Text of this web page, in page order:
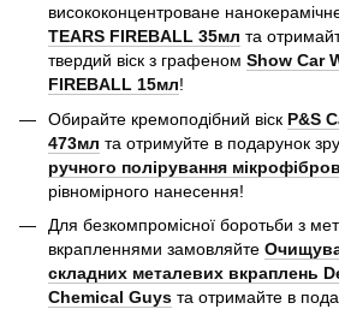
висококонцентроване
TEARS FIREBALL 35мл та
твердий віск з графеном Show Car
FIREBALL 15мл!
Обирайте кремоподібний віск P&S
473мл та отримуйте в подарунок
ручного полірування
рівномірного нанесення!
Для безкомпромісної боротьби з
вкрапленнями замовляйте
складних металевих вкраплень
Chemical Guys та отримайте в